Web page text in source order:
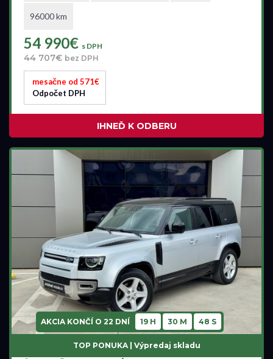
96000 km
54 990€ s DPH
44 707€ bez DPH
mesačne od 571€
Odpočet DPH
IHNEĎ K ODBERU
AKCIA KONČÍ O 22 DNÍ 19 H 30 M 47 S
TOP PONUKA | Výpredaj skladu